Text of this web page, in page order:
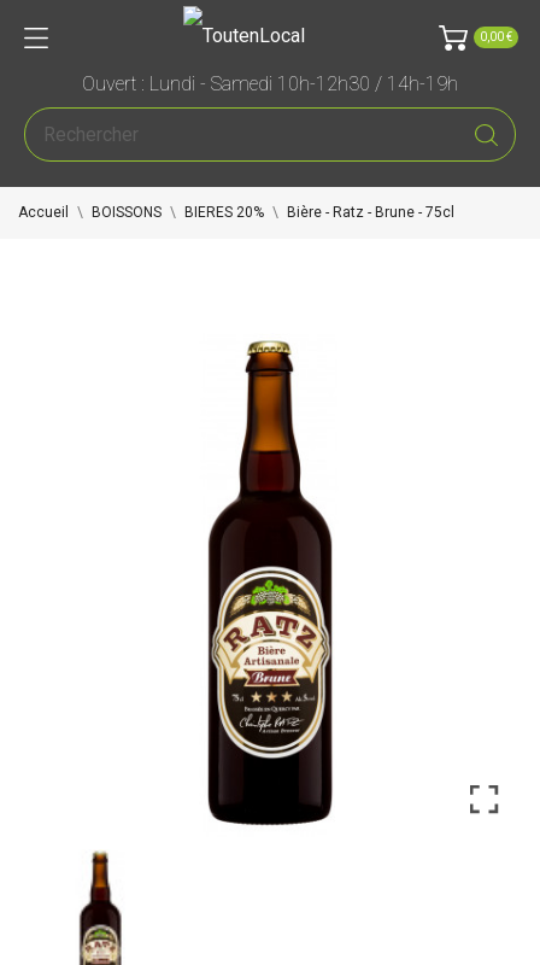
0,00 €
Ouvert : Lundi - Samedi 10h-12h30 / 14h-19h
Accueil BOISSONS BIERES 20% Bière - Ratz - Brune - 75cl